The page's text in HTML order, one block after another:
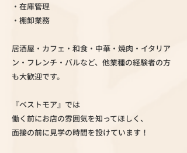
・在庫管理
・棚卸業務
居酒屋・カフェ・和食・中華・焼肉・イタリア
ン・フレンチ・バルなど、他業種の経験者の方
も大歓迎です。
『ベストモア』では
働く前にお店の雰囲気を知ってほしく、
面接の前に見学の時間を設けています！